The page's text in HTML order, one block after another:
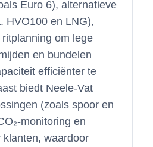
Euro 6), alternatieve
HVO100 en LNG),
om lege
en bundelen
efficiënter te
biedt Neele-Vat
(zoals spoor en
monitoring en
waardoor